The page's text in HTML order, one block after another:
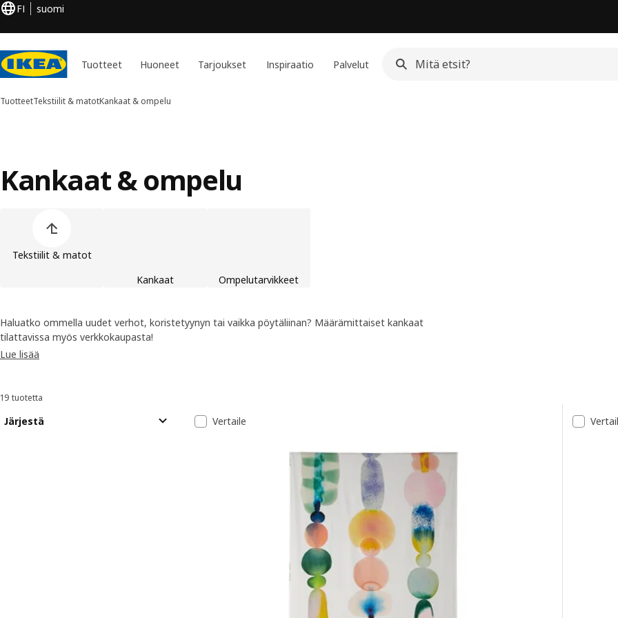
FI suomi
Tuotteet Huoneet Tarjoukset Inspiraatio Palvelut
TuotteetTekstiilit & matotKankaat & ompelu
Kankaat & ompelu
Tekstiilit & matot
Kankaat
Ompelutarvikkeet
Haluatko ommella uudet verhot, koristetyynyn tai vaikka pöytäliinan? Määrämittaiset kankaat
tilattavissa myös verkkokaupasta!
Lue lisää
Lajittele ja suodata
19 tuotetta
Järjestä Tulosluettelo
Vertaile